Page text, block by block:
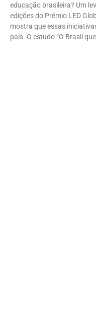
educação brasileira? Um
edições do Prêmio LED
mostra que essas
país. O estudo “O Brasil